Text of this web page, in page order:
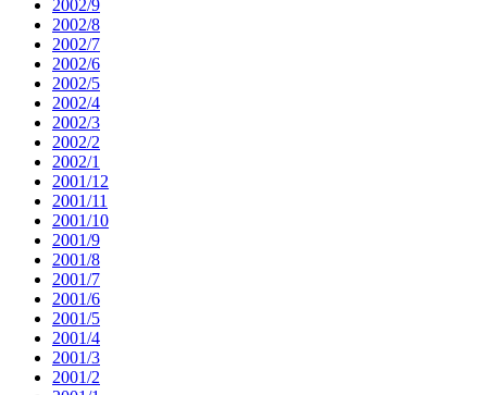
2002/9
2002/8
2002/7
2002/6
2002/5
2002/4
2002/3
2002/2
2002/1
2001/12
2001/11
2001/10
2001/9
2001/8
2001/7
2001/6
2001/5
2001/4
2001/3
2001/2